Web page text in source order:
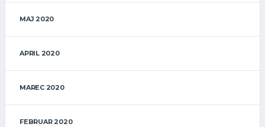
MAJ 2020
APRIL 2020
MAREC 2020
FEBRUAR 2020